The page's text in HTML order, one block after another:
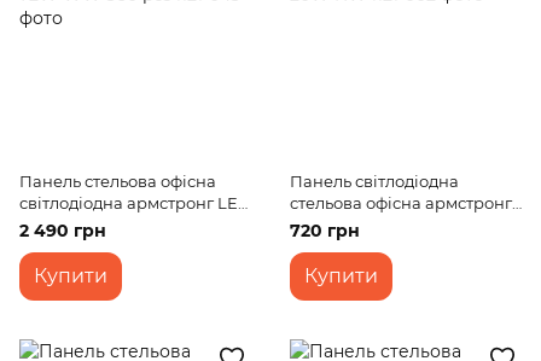
Панель стельова офісна
світлодіодна армстронг LED
FLF-87 72W WW 360 pcs
2 490 грн
Купити
Панель світлодіодна
стельова офісна армстронг
LED FLF-86 20W NW
720 грн
Купити